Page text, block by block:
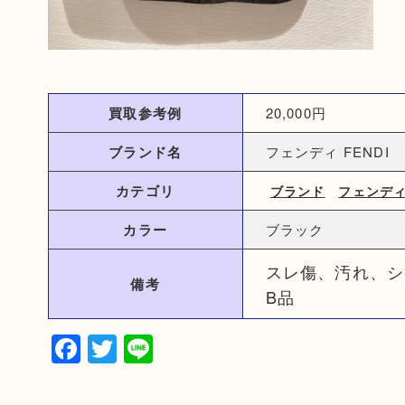
買取参考例 20,000円
ブランド名 フェンディ FENDI
カテゴリ ブランド フェンデ
カラー ブラック
備考
スレ傷、汚れ、
B品
Facebook
Twitter
Line